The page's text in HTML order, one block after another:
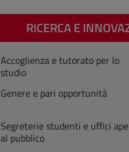
RICERCA E
Accoglienza e tutorato per lo
studio
Genere e pari opportunità
Segreterie studenti e uffici
al pubblico